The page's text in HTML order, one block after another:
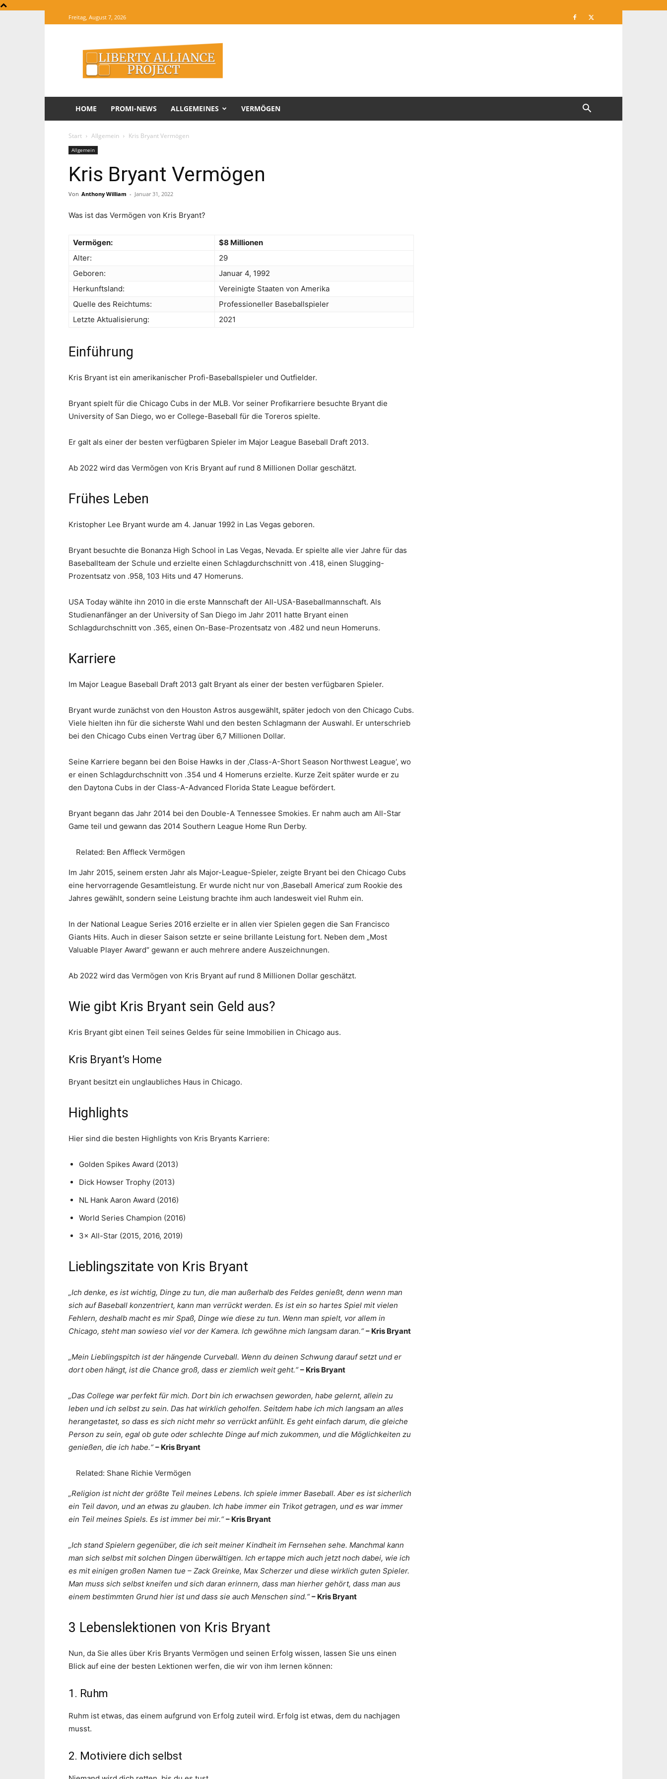
Freitag, August 7, 2026
Website
of
Informations
HOME PROMI-NEWS ALLGEMEINES VERMÖGEN
Start Allgemein Kris Bryant Vermögen
Allgemein
Kris Bryant Vermögen
Von Anthony William - Januar 31, 2022
Was ist das Vermögen von Kris Bryant?
Vermögen:
$8 Millionen
Alter:
29
Geboren:
Januar 4, 1992
Herkunftsland:
Vereinigte Staaten von Amerika
Quelle des Reichtums:
Professioneller Baseballspieler
Letzte Aktualisierung:
2021
Einführung
Kris Bryant ist ein amerikanischer Profi-Baseballspieler und Outfielder.
Bryant spielt für die Chicago Cubs in der MLB. Vor seiner Profikarriere besuchte Bryant die
University of San Diego, wo er College-Baseball für die Toreros spielte.
Er galt als einer der besten verfügbaren Spieler im Major League Baseball Draft 2013.
Ab 2022 wird das Vermögen von Kris Bryant auf rund 8 Millionen Dollar geschätzt.
Frühes Leben
Kristopher Lee Bryant wurde am 4. Januar 1992 in Las Vegas geboren.
Bryant besuchte die Bonanza High School in Las Vegas, Nevada. Er spielte alle vier Jahre für das
Baseballteam der Schule und erzielte einen Schlagdurchschnitt von .418, einen Slugging-
Prozentsatz von .958, 103 Hits und 47 Homeruns.
USA Today wählte ihn 2010 in die erste Mannschaft der All-USA-Baseballmannschaft. Als
Studienanfänger an der University of San Diego im Jahr 2011 hatte Bryant einen
Schlagdurchschnitt von .365, einen On-Base-Prozentsatz von .482 und neun Homeruns.
Karriere
Im Major League Baseball Draft 2013 galt Bryant als einer der besten verfügbaren Spieler.
Bryant wurde zunächst von den Houston Astros ausgewählt, später jedoch von den Chicago Cubs.
Viele hielten ihn für die sicherste Wahl und den besten Schlagmann der Auswahl. Er unterschrieb
bei den Chicago Cubs einen Vertrag über 6,7 Millionen Dollar.
Seine Karriere begann bei den Boise Hawks in der ‚Class-A-Short Season Northwest League‘, wo
er einen Schlagdurchschnitt von .354 und 4 Homeruns erzielte. Kurze Zeit später wurde er zu
den Daytona Cubs in der Class-A-Advanced Florida State League befördert.
Bryant begann das Jahr 2014 bei den Double-A Tennessee Smokies. Er nahm auch am All-Star
Game teil und gewann das 2014 Southern League Home Run Derby.
Related: Ben Affleck Vermögen
Im Jahr 2015, seinem ersten Jahr als Major-League-Spieler, zeigte Bryant bei den Chicago Cubs
eine hervorragende Gesamtleistung. Er wurde nicht nur von ‚Baseball America‘ zum Rookie des
Jahres gewählt, sondern seine Leistung brachte ihm auch landesweit viel Ruhm ein.
In der National League Series 2016 erzielte er in allen vier Spielen gegen die San Francisco
Giants Hits. Auch in dieser Saison setzte er seine brillante Leistung fort. Neben dem „Most
Valuable Player Award“ gewann er auch mehrere andere Auszeichnungen.
Ab 2022 wird das Vermögen von Kris Bryant auf rund 8 Millionen Dollar geschätzt.
Wie gibt Kris Bryant sein Geld aus?
Kris Bryant gibt einen Teil seines Geldes für seine Immobilien in Chicago aus.
Kris Bryant’s Home
Bryant besitzt ein unglaubliches Haus in Chicago.
Highlights
Hier sind die besten Highlights von Kris Bryants Karriere:
Golden Spikes Award (2013)
Dick Howser Trophy (2013)
NL Hank Aaron Award (2016)
World Series Champion (2016)
3× All-Star (2015, 2016, 2019)
Lieblingszitate von Kris Bryant
„Ich denke, es ist wichtig, Dinge zu tun, die man außerhalb des Feldes genießt, denn wenn man
sich auf Baseball konzentriert, kann man verrückt werden. Es ist ein so hartes Spiel mit vielen
Fehlern, deshalb macht es mir Spaß, Dinge wie diese zu tun. Wenn man spielt, vor allem in
Chicago, steht man sowieso viel vor der Kamera. Ich gewöhne mich langsam daran.“– Kris Bryant
„Mein Lieblingspitch ist der hängende Curveball. Wenn du deinen Schwung darauf setzt und er
dort oben hängt, ist die Chance groß, dass er ziemlich weit geht.“– Kris Bryant
„Das College war perfekt für mich. Dort bin ich erwachsen geworden, habe gelernt, allein zu
leben und ich selbst zu sein. Das hat wirklich geholfen. Seitdem habe ich mich langsam an alles
herangetastet, so dass es sich nicht mehr so verrückt anfühlt. Es geht einfach darum, die gleiche
Person zu sein, egal ob gute oder schlechte Dinge auf mich zukommen, und die Möglichkeiten zu
genießen, die ich habe.“– Kris Bryant
Related: Shane Richie Vermögen
„Religion ist nicht der größte Teil meines Lebens. Ich spiele immer Baseball. Aber es ist sicherlich
ein Teil davon, und an etwas zu glauben. Ich habe immer ein Trikot getragen, und es war immer
ein Teil meines Spiels. Es ist immer bei mir.“– Kris Bryant
„Ich stand Spielern gegenüber, die ich seit meiner Kindheit im Fernsehen sehe. Manchmal kann
man sich selbst mit solchen Dingen überwältigen. Ich ertappe mich auch jetzt noch dabei, wie ich
es mit einigen großen Namen tue – Zack Greinke, Max Scherzer und diese wirklich guten Spieler.
Man muss sich selbst kneifen und sich daran erinnern, dass man hierher gehört, dass man aus
einem bestimmten Grund hier ist und dass sie auch Menschen sind.“– Kris Bryant
3 Lebenslektionen von Kris Bryant
Nun, da Sie alles über Kris Bryants Vermögen und seinen Erfolg wissen, lassen Sie uns einen
Blick auf eine der besten Lektionen werfen, die wir von ihm lernen können:
1. Ruhm
Ruhm ist etwas, das einem aufgrund von Erfolg zuteil wird. Erfolg ist etwas, dem du nachjagen
musst.
2. Motiviere dich selbst